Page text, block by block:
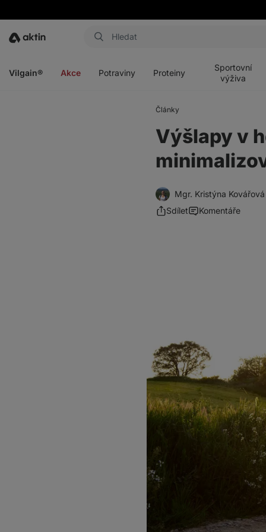
Aktin
Vilgain® Akce Potraviny Proteiny
Sportovní
výživa
Články
Výšlapy v
Mgr. Kristýna Kovářová
Sdílet
Komentáře